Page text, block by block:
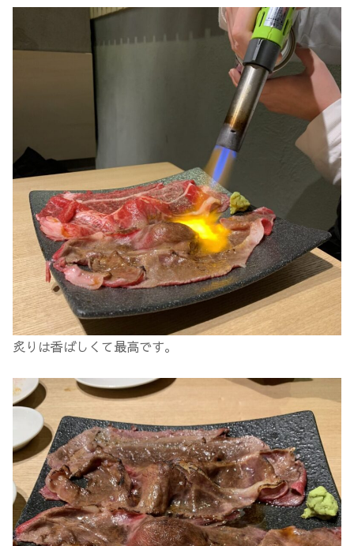
炙りは香ばしくて最高です。